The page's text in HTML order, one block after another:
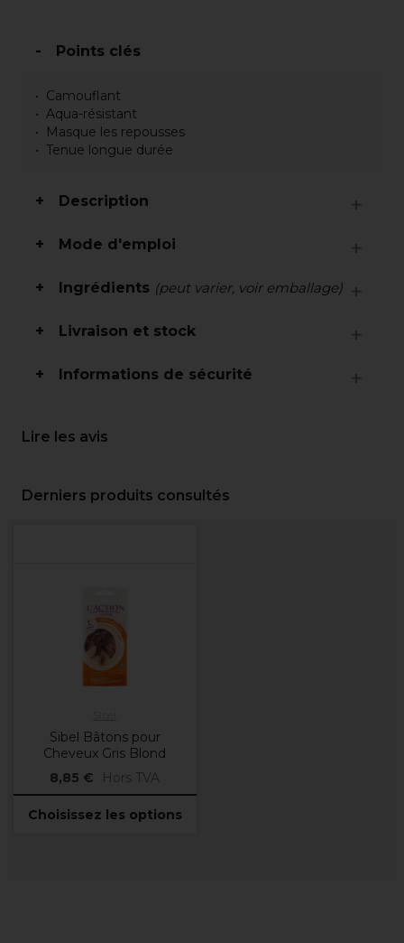
Points clés
Camouflant
Aqua-résistant
Masque les repousses
Tenue longue durée
Description
Mode d'emploi
Ingrédients (peut varier, voir emballage)
Livraison et stock
Informations de sécurité
Lire les avis
Derniers produits consultés
Sibel Bâtons pour
Cheveux Gris Blond
8,85 €
Hors TVA
Choisissez les options